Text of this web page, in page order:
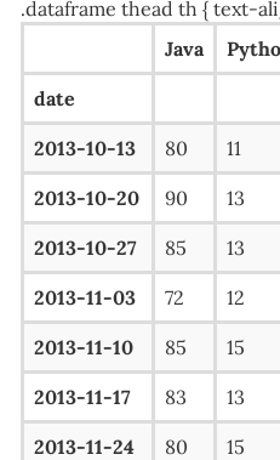
.dataframe thead th { text-
Java
date
2013-10-13 80 11
2013-10-20 90 13
2013-10-27 85 13
2013-11-03 72 12
2013-11-10 85 15
2013-11-17 83 13
2013-11-24 80 15